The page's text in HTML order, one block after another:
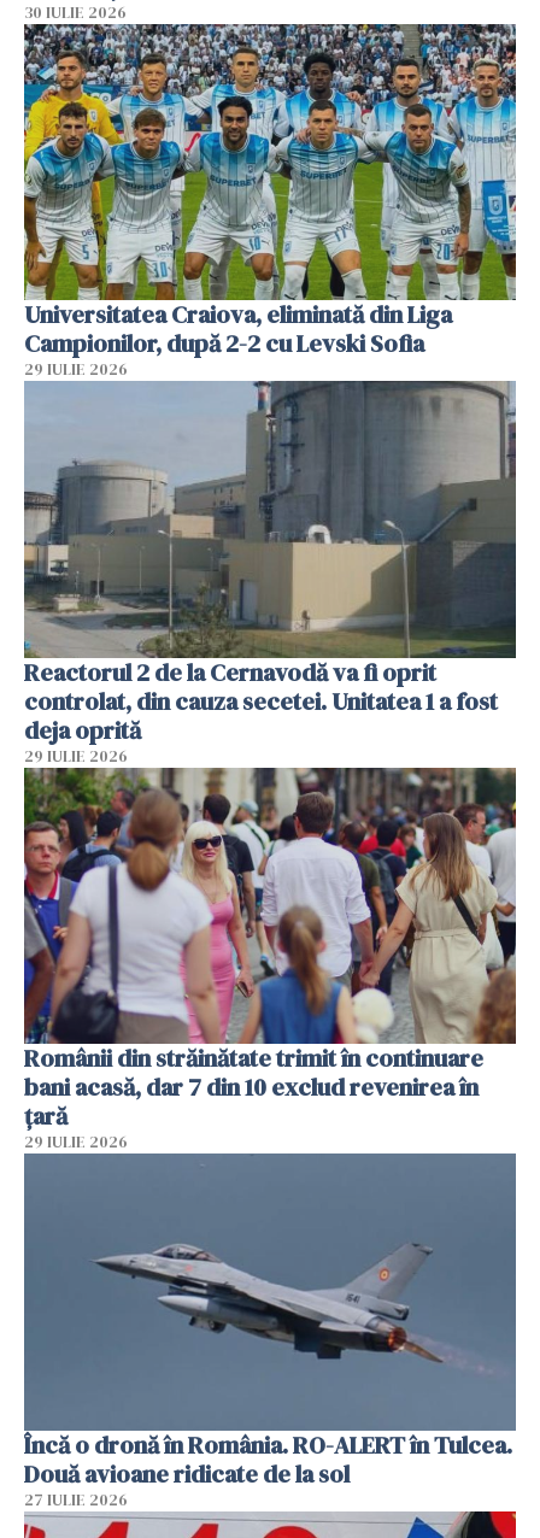
30 IULIE 2026
Universitatea Craiova, eliminată din Liga
Campionilor, după 2-2 cu Levski Sofia
29 IULIE 2026
Reactorul 2 de la Cernavodă va fi oprit
controlat, din cauza secetei. Unitatea 1 a fost
deja oprită
29 IULIE 2026
Românii din străinătate trimit în continuare
bani acasă, dar 7 din 10 exclud revenirea în
țară
29 IULIE 2026
Încă o dronă în România. RO-ALERT în Tulcea.
Două avioane ridicate de la sol
27 IULIE 2026